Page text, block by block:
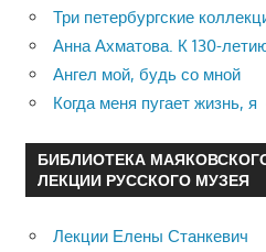
Три петербургские
Анна Ахматова. К 130-
Ангел мой, будь со мной
Когда меня пугает жизнь,
БИБЛИОТЕКА
ЛЕКЦИИ РУССКОГО МУЗЕЯ
Лекции Елены Станкевич